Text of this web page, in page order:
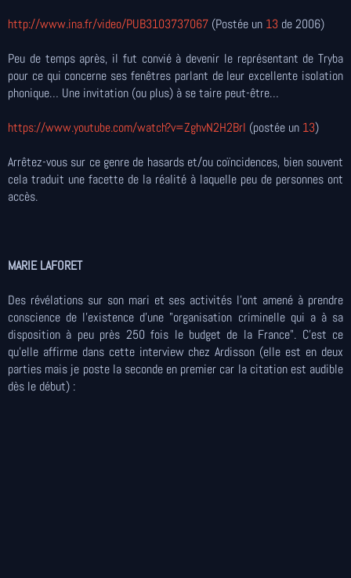
http://www.ina.fr/video/PUB3103737067 (Postée un 13 de 2006)
Peu de temps après, il fut convié à devenir le représentant de Tryba
pour ce qui concerne ses fenêtres parlant de leur excellente isolation
phonique… Une invitation (ou plus) à se taire peut-être…
https://www.youtube.com/watch?v=ZghvN2H2BrI (postée un 13)
Arrêtez-vous sur ce genre de hasards et/ou coïncidences, bien souvent
cela traduit une facette de la réalité à laquelle peu de personnes ont
accès.
MARIE LAFORET
Des révélations sur son mari et ses activités l'ont amené à prendre
conscience de l'existence d'une "organisation criminelle qui a à sa
disposition à peu près 250 fois le budget de la France". C'est ce
qu'elle affirme dans cette interview chez Ardisson (elle est en deux
parties mais je poste la seconde en premier car la citation est audible
dès le début) :